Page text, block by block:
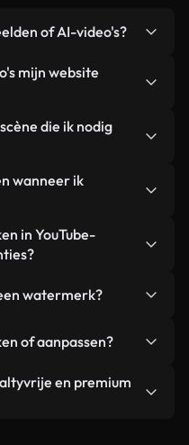
of AI-video's?
die bestaat
beelden van
gelabeld, zodat je
mijn website
versies
webklare formaten
hoog, worden de
worden
die ik nodig
direct een video.
"druppels bij
video die
wanneer ik
Alle video's in
en kunnen
gesteld.
in YouTube-
advertentie-
je de beelden
watermerk?
bevat watermerken.
beeldmateriaal.
of aanpassen?
bijsnijden of
het eindproduct
en premium